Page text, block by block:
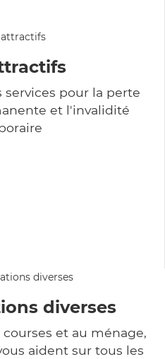
services pour la perte
et l'invalidité
diverses
et au ménage,
aident sur tous les